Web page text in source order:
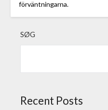
förväntningarna.
SØG
Recent Posts